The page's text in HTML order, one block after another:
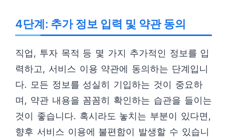
4단계: 추가 정보 입력 및 약관 동의
직업, 투자 목적 등 몇 가지 추가적인 정보를 입
력하고, 서비스 이용 약관에 동의하는 단계입니
다. 모든 정보를 성실히 기입하는 것이 중요하
며, 약관 내용을 꼼꼼히 확인하는 습관을 들이는
것이 좋습니다. 혹시라도 놓치는 부분이 있다면,
향후 서비스 이용에 불편함이 발생할 수 있습니